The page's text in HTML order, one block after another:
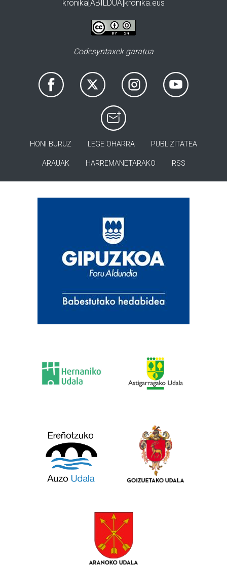
kronika[ABILDUA]kronika.eus
Codesyntaxek garatua
HONI BURUZ LEGE OHARRA PUBLIZITATEA
ARAUAK HARREMANETARAKO RSS